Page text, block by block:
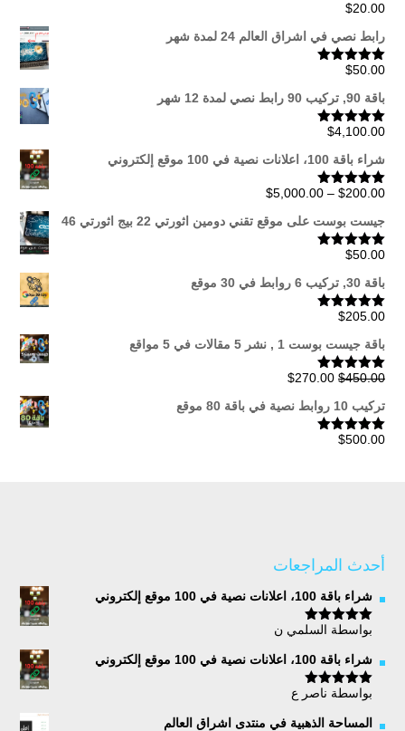
تم التقييم
$20.00
رابط نصي في اشراق العالم 24 لمدة شهر
تم التقييم
$50.00
باقة 90, تركيب 90 رابط نصي لمدة 12 شهر
تم التقييم$4,100.00
شراء باقة 100، اعلانات نصية في 100 موقع إلكتروني
تم التقييم
$200.00
–
$5,000.00 نطاق
من
خلال
جيست بوست على موقع تقني دومين اثورتي 22 بيج اثورتي 46
تم التقييم
$50.00
باقة 30, تركيب 6 روابط في 30 موقع
تم التقييم
$205.00
باقة جيست بوست 1 , نشر 5 مقالات في 5 مواقع
تم التقييم
$450.00
السعر
الأصلي
هو:
$270.00 السعر
تركيب 10 روابط نصية في باقة 80 موقع
تم التقييم
$500.00
أحدث المراجعات
شراء باقة 100، اعلانات نصية في 100 موقع إلكتروني
تم التقييم5
بواسطة السلمي ن
شراء باقة 100، اعلانات نصية في 100 موقع إلكتروني
تم التقييم5
بواسطة ناصر ع
المساحة الذهبية في منتدى اشراق العالم